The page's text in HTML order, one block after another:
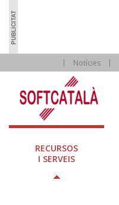
Notícies
RECURSOS
I SERVEIS